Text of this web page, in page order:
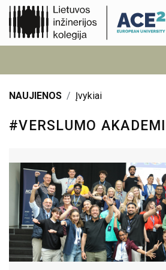
NAUJIENOS Įvykiai
#VERSLUMO